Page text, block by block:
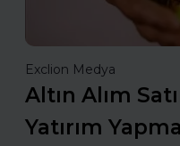
Exclion Medya
Altın Alım
Yatırım